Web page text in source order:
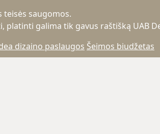
teisės saugomos.
platinti galima tik gavus raštišką UAB
dizaino paslaugos Šeimos biudžetas